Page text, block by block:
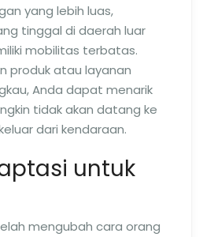
yang lebih luas,
tinggal di daerah luar
mobilitas terbatas.
produk atau layanan
Anda dapat menarik
tidak akan datang ke
dari kendaraan.
untuk
mengubah cara orang